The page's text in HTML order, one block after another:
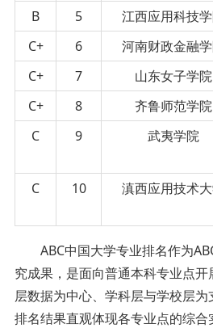
B
5 江西应用科技
C+
6 河南财政金融
C+
7 山东女子学院
C+
8 齐鲁师范学院
C
9 武夷学院
C
10 滇西应用技术
ABC中国大学专业排名作为
究成果，是面向普通本科专业点
层数据为中心、学科层与学校层为
排名结果直观体现各专业点的综合